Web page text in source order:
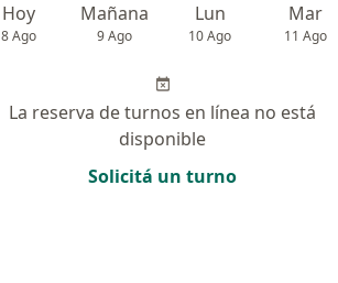
Hoy
8 Ago
Mañana
9 Ago
Lun
10 Ago
Mar
11 Ago
La reserva de turnos en línea no está
disponible
Solicitá un turno